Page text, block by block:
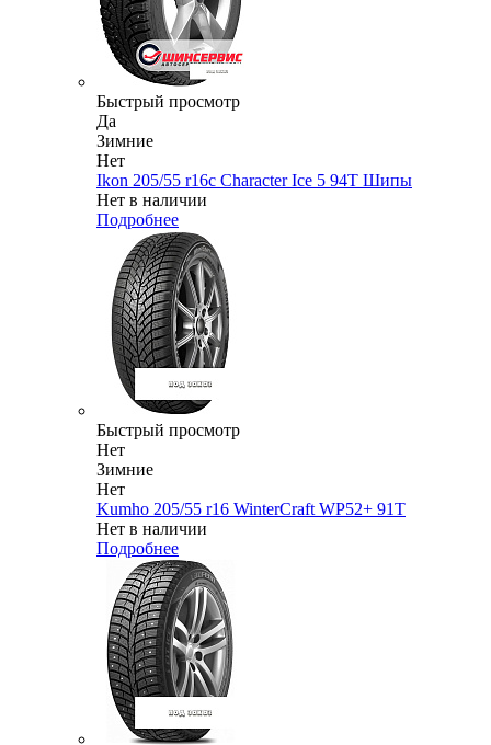
Быстрый просмотр
Да
Зимние
Нет
Ikon 205/55 r16c Character Ice 5 94T Шипы
Нет в наличии
Подробнее
Быстрый просмотр
Нет
Зимние
Нет
Kumho 205/55 r16 WinterCraft WP52+ 91T
Нет в наличии
Подробнее